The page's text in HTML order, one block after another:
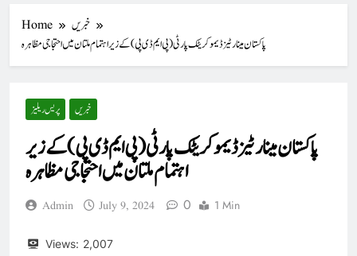
Home
خبریں
پاکستان مینارٹیز ڈیموکریٹک پارٹی (پی ایم ڈی پی) کے زیر اہتمام ملتان میں احتجاجی مظاہرہ
پریس ریلیز خبریں
پاکستان مینارٹیز ڈیموکریٹک پارٹی (پی ایم ڈی پی) کے زیر
اہتمام ملتان میں احتجاجی مظاہرہ
Admin July 9, 2024 0 1 Min
Views: 2,007